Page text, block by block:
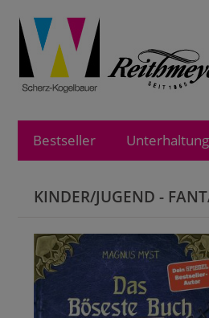
Bestseller Unterhaltung
KINDER/JUGEND -